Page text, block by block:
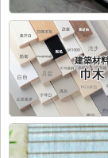
建築材
巾木